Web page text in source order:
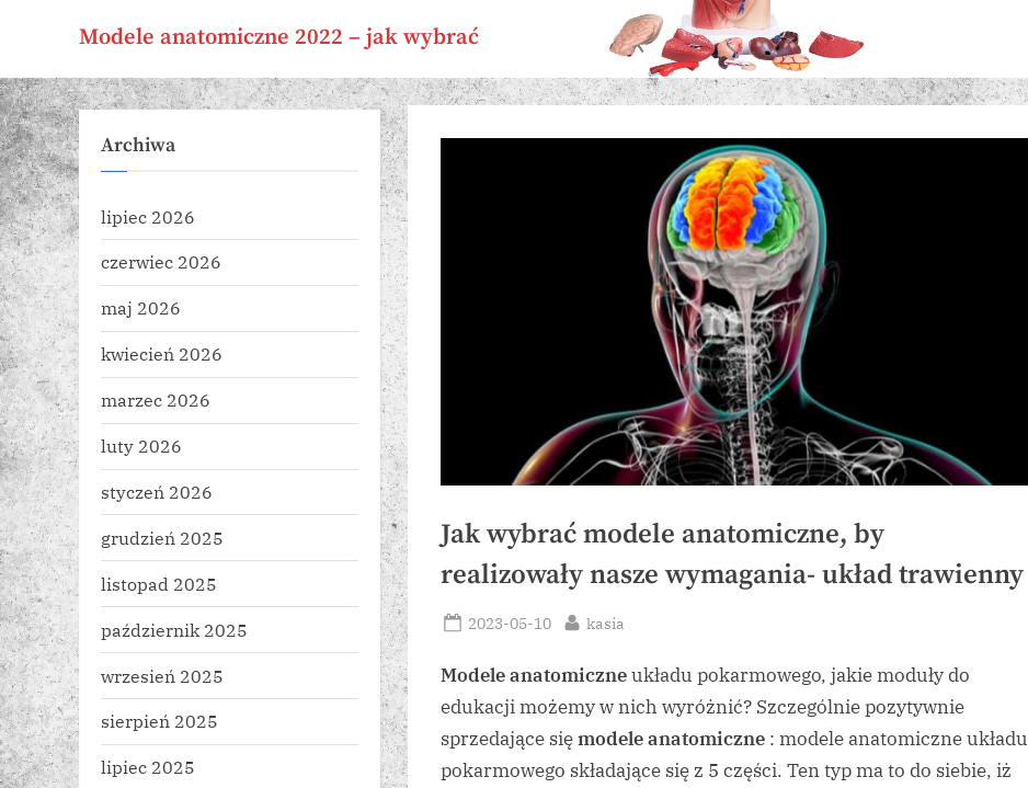
content
Modele anatomiczne 2022 – jak wybrać
Jak wybrać modele anatomiczne, by
realizowały nasze wymagania- układ trawienny
Posted
2023-05-10 By
kasia
Modele anatomiczneukładu pokarmowego, jakie moduły do
edukacji możemy w nich wyróżnić? Szczególnie pozytywnie
sprzedające sięmodele anatomiczne : modele anatomiczne układu
pokarmowego składające się z 5 części. Ten typ ma to do siebie, iż
Archiwa
lipiec 2026
czerwiec 2026
maj 2026
kwiecień 2026
marzec 2026
luty 2026
styczeń 2026
grudzień 2025
listopad 2025
październik 2025
wrzesień 2025
sierpień 2025
lipiec 2025